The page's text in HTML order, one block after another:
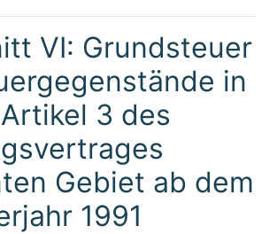
VI: Grundsteuer
in
3 des
Gebiet ab dem
1991